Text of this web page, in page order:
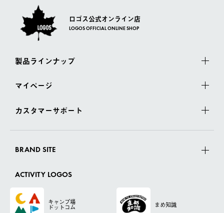
ロゴス公式オンライン店
LOGOS OFFICIAL ONLINE SHOP
製品ラインナップ
マイページ
カスタマーサポート
BRAND SITE
ACTIVITY LOGOS
キャンプ場
ドットコム まめ知識